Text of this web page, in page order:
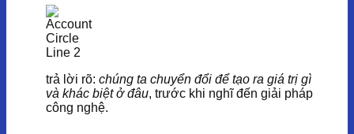
trả lời rõ: chúng ta chuyển đổi để tạo ra giá trị gì
và khác biệt ở đâu, trước khi nghĩ đến giải pháp
công nghệ.